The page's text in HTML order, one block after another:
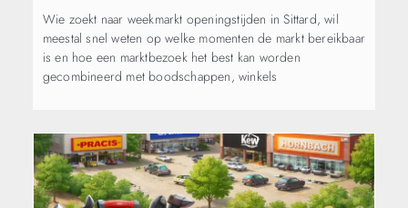
Wie zoekt naar weekmarkt openingstijden in Sittard, wil
meestal snel weten op welke momenten de markt bereikbaar
is en hoe een marktbezoek het best kan worden
gecombineerd met boodschappen, winkels